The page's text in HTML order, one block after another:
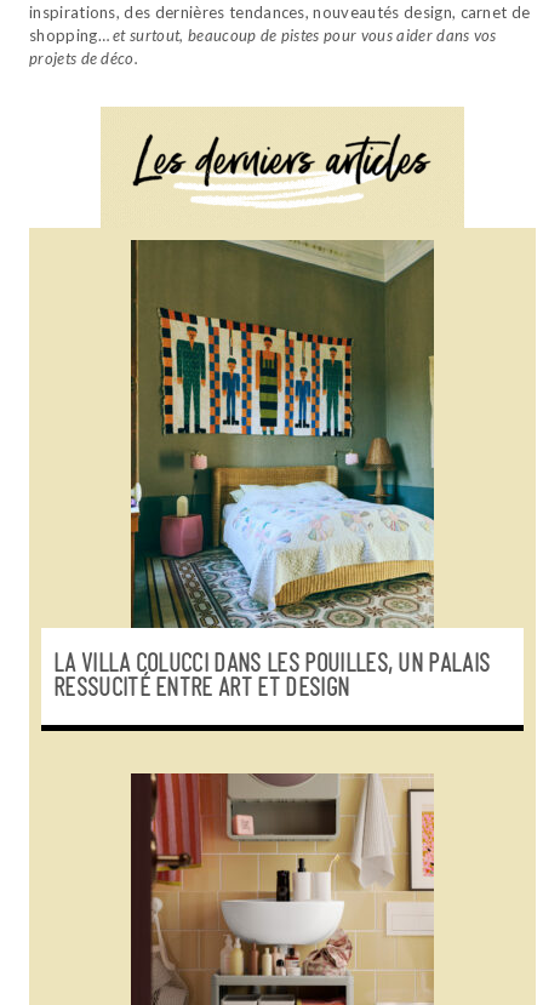
inspirations, des dernières tendances, nouveautés design, carnet de
shopping…et surtout, beaucoup de pistes pour vous aider dans vos
projets de déco.
LA VILLA COLUCCI DANS LES POUILLES, UN PALAIS
RESSUCITÉ ENTRE ART ET DESIGN